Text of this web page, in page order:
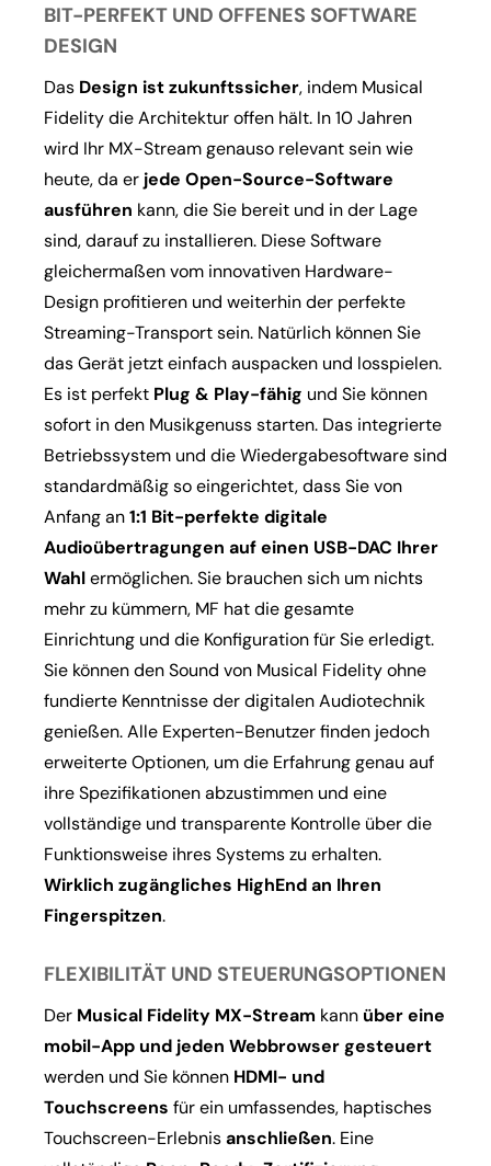
BIT-PERFEKT UND OFFENES SOFTWARE
DESIGN
Das Design ist zukunftssicher, indem Musical
Fidelity die Architektur offen hält. In 10 Jahren
wird Ihr MX-Stream genauso relevant sein wie
heute, da er jede Open-Source-Software
ausführen kann, die Sie bereit und in der Lage
sind, darauf zu installieren. Diese Software
gleichermaßen vom innovativen Hardware-
Design profitieren und weiterhin der perfekte
Streaming-Transport sein. Natürlich können Sie
das Gerät jetzt einfach auspacken und losspielen.
Es ist perfekt Plug & Play-fähig und Sie können
sofort in den Musikgenuss starten. Das integrierte
Betriebssystem und die Wiedergabesoftware sind
standardmäßig so eingerichtet, dass Sie von
Anfang an1:1 Bit-perfekte digitale
Audioübertragungen auf einen USB-DAC Ihrer
Wahlermöglichen. Sie brauchen sich um nichts
mehr zu kümmern, MF hat die gesamte
Einrichtung und die Konfiguration für Sie erledigt.
Sie können den Sound von Musical Fidelity ohne
fundierte Kenntnisse der digitalen Audiotechnik
genießen. Alle Experten-Benutzer finden jedoch
erweiterte Optionen, um die Erfahrung genau auf
ihre Spezifikationen abzustimmen und eine
vollständige und transparente Kontrolle über die
Funktionsweise ihres Systems zu erhalten.
Wirklich zugängliches HighEnd an Ihren
Fingerspitzen.
FLEXIBILITÄT UND STEUERUNGSOPTIONEN
Der Musical Fidelity MX-Stream kann über eine
mobil-App und jeden Webbrowser gesteuert
werden und Sie können HDMI- und
Touchscreens für ein umfassendes, haptisches
Touchscreen-Erlebnisanschließen. Eine